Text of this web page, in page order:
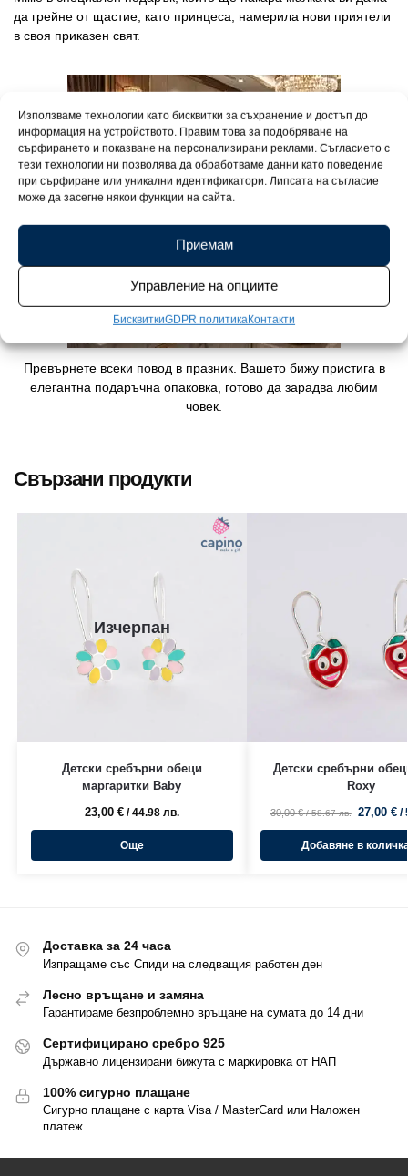
Използваме технологии като бисквитки за съхранение и достъп до
информация на устройството. Правим това за подобряване на
сърфирането и показване на персонализирани реклами. Съгласието с
тези технологии ни позволява да обработваме данни като поведение
при сърфиране или уникални идентификатори. Липсата на съгласие
може да засегне някои функции на сайта.
Приемам
Управление на опциите
БисквиткиGDPR политикаКонтакти
да грейне от щастие, като принцеса, намерила нови приятели
в своя приказен свят.
Превърнете всеки повод в празник. Вашето бижу пристига в
елегантна подаръчна опаковка, готово да зарадва любим
човек.
Свързани продукти
Изчерпан
Детски сребърни обеци
маргаритки Baby
23,00 € / 44.98 лв.
Още
Детски сребърни
Roxy
30,00€ / 58.67 лв. 27,00 € /
Добавяне в
Доставка за 24 часа
Изпращаме със Спиди на следващия работен ден
Лесно връщане и замяна
Гарантираме безпроблемно връщане на сумата до 14 дни
Сертифицирано сребро 925
Държавно лицензирани бижута с маркировка от НАП
100% сигурно плащане
Сигурно плащане с карта Visa / MasterCard или Наложен
платеж